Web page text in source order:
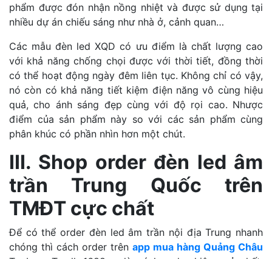
phẩm được đón nhận nồng nhiệt và được sử dụng tại
nhiều dự án chiếu sáng như nhà ở, cảnh quan…
Các mẫu đèn led XQD có ưu điểm là chất lượng cao
với khả năng chống chọi được với thời tiết, đồng thời
có thể hoạt động ngày đêm liên tục. Không chỉ có vậy,
nó còn có khả năng tiết kiệm điện năng vô cùng hiệu
quả, cho ánh sáng đẹp cùng với độ rọi cao. Nhược
điểm của sản phẩm này so với các sản phẩm cùng
phân khúc có phần nhìn hơn một chút.
III. Shop order đèn led âm
trần Trung Quốc trên
TMĐT cực chất
Để có thể order đèn led âm trần nội địa Trung nhanh
chóng thì cách order trên app mua hàng Quảng Châu